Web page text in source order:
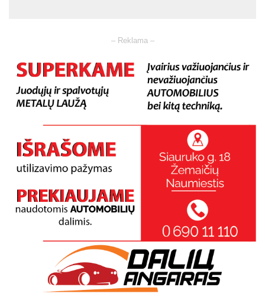
– Reklama –